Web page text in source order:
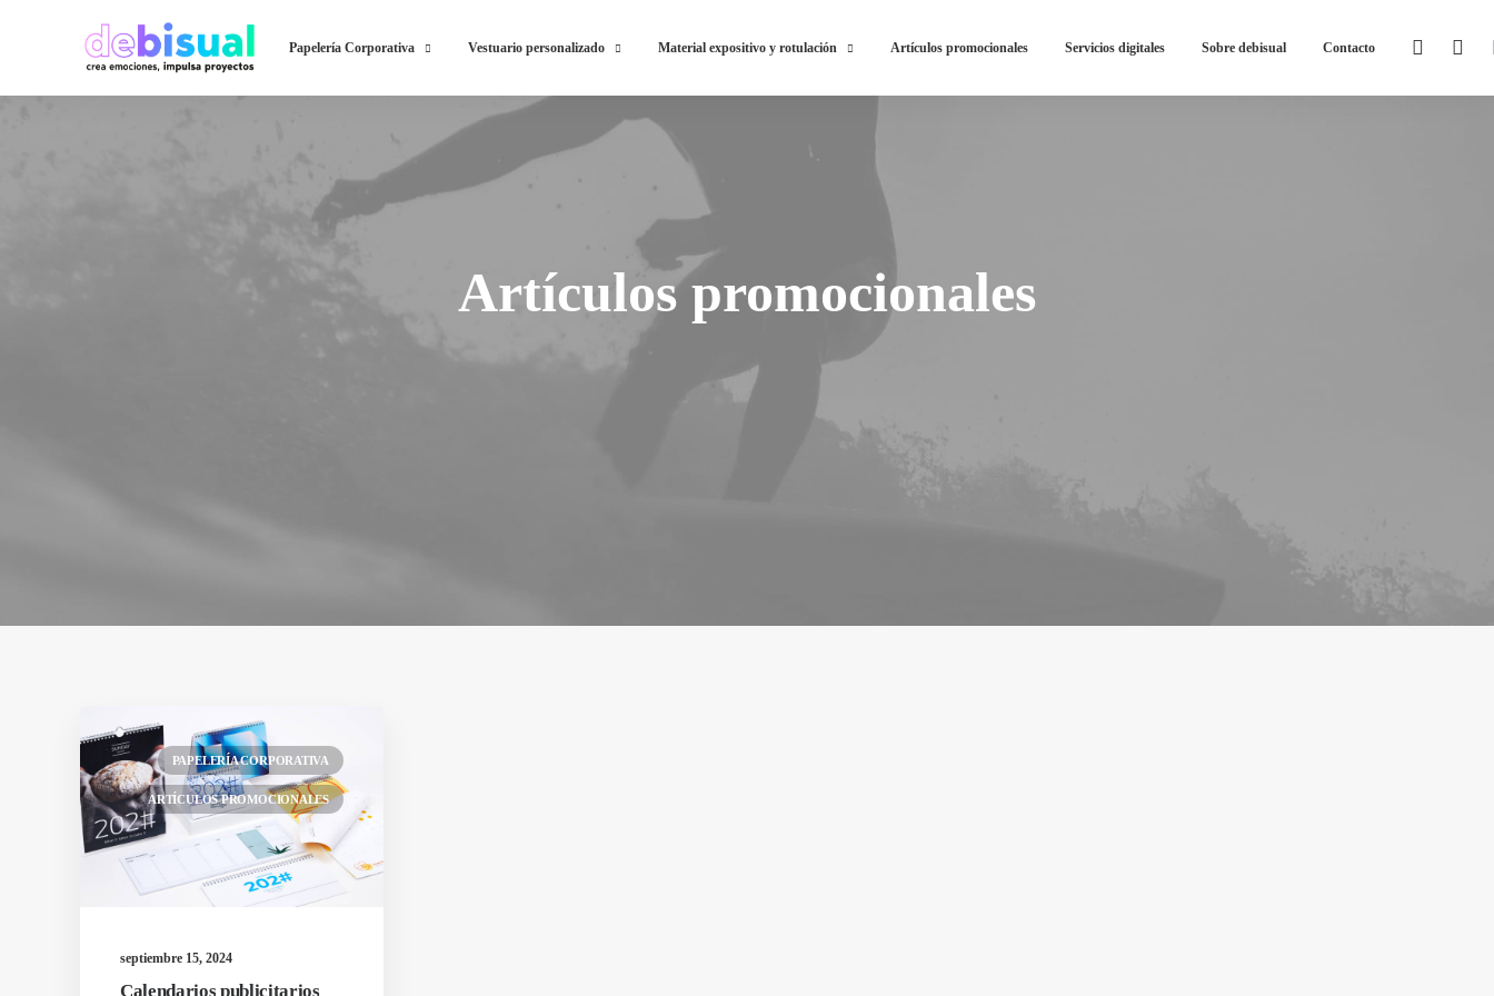
Papelería Corporativa Vestuario personalizado Material expositivo y rotulación Artículos promocionales Servicios digitales Sobre debisual Contacto
Artículos promocionales
PAPELERÍA CORPORATIVA
ARTÍCULOS PROMOCIONALES
septiembre 15, 2024
Calendarios publicitarios